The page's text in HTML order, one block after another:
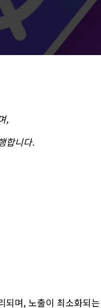
,
합니다.
되며, 노출이 최소화되